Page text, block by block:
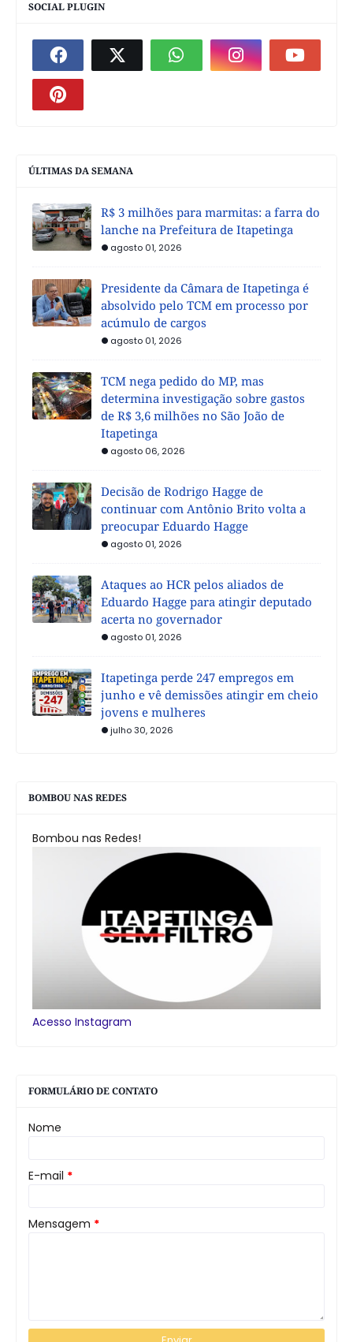
SOCIAL PLUGIN
ÚLTIMAS DA SEMANA
R$ 3 milhões para marmitas: a farra do
lanche na Prefeitura de Itapetinga
agosto 01, 2026
Presidente da Câmara de Itapetinga é
absolvido pelo TCM em processo por
acúmulo de cargos
agosto 01, 2026
TCM nega pedido do MP, mas
determina investigação sobre gastos
de R$ 3,6 milhões no São João de
Itapetinga
agosto 06, 2026
Decisão de Rodrigo Hagge de
continuar com Antônio Brito volta a
preocupar Eduardo Hagge
agosto 01, 2026
Ataques ao HCR pelos aliados de
Eduardo Hagge para atingir deputado
acerta no governador
agosto 01, 2026
Itapetinga perde 247 empregos em
junho e vê demissões atingir em cheio
jovens e mulheres
julho 30, 2026
BOMBOU NAS REDES
Bombou nas Redes!
Acesso Instagram
FORMULÁRIO DE CONTATO
Nome
E-mail *
Mensagem *